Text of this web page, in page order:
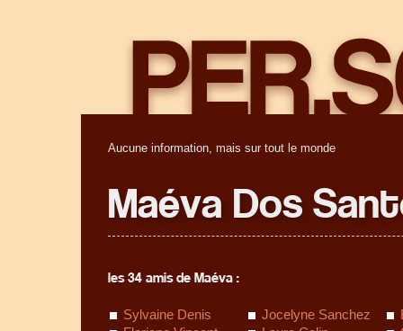
Aucune information, mais sur tout le monde
Maéva Dos
les 34 amis de Maéva :
Sylvaine Denis Jocelyne Sanchez